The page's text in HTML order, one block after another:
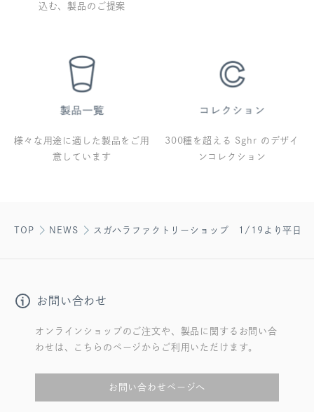
込む、製品のご提案
様々な用途に適した製品をご用
意しています
300種を超える Sghr のデザイ
ンコレクション
TOP NEWS スガハラファクトリーショップ 1/19より平日限
お問い合わせ
オンラインショップのご注文や、製品に関するお問い合
わせは、こちらのページからご利用いただけます。
お問い合わせページへ